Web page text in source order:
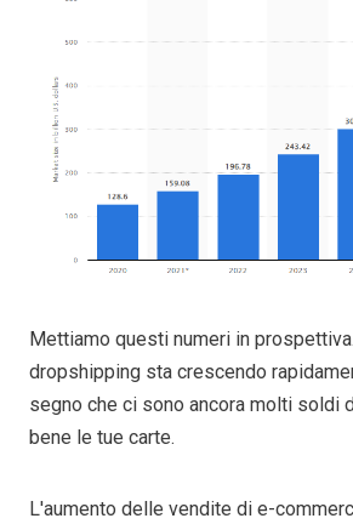
Mettiamo questi numeri in
dropshipping sta crescendo
segno che ci sono ancora molti soldi
bene le tue carte.
L'aumento delle vendite di e-